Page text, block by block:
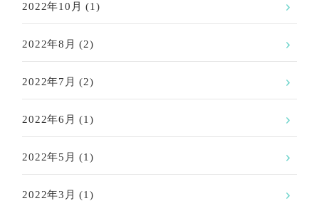
2022年10月 (1)
2022年8月 (2)
2022年7月 (2)
2022年6月 (1)
2022年5月 (1)
2022年3月 (1)